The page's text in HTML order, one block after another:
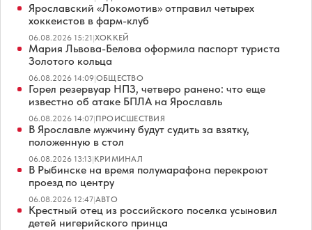
Ярославский «Локомотив» отправил четырех
хоккеистов в фарм-клуб
06.08.2026 15:21|ХОККЕЙ
Мария Львова-Белова оформила паспорт туриста
Золотого кольца
06.08.2026 14:09|ОБЩЕСТВО
Горел резервуар НПЗ, четверо ранено: что еще
известно об атаке БПЛА на Ярославль
06.08.2026 14:07|ПРОИСШЕСТВИЯ
В Ярославле мужчину будут судить за взятку,
положенную в стол
06.08.2026 13:13|КРИМИНАЛ
В Рыбинске на время полумарафона перекроют
проезд по центру
06.08.2026 12:47|АВТО
Крестный отец из российского поселка усыновил
детей нигерийского принца